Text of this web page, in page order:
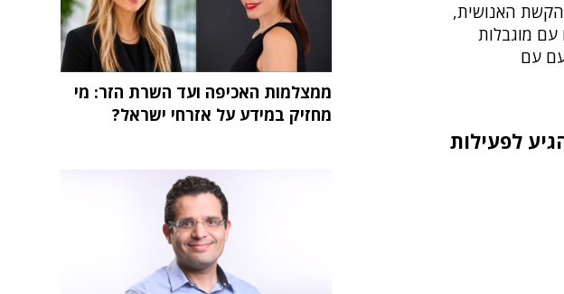
הקשת האנושית,
עם מוגבלות
עם
לפעילות
ממצלמות האכיפה ועד השרת הזר: מי
מחזיק במידע על אזרחי ישראל?